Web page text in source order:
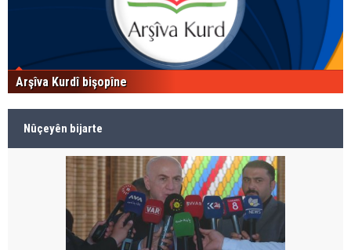
Arşîva Kurdî bişopîne
Nûçeyên bijarte